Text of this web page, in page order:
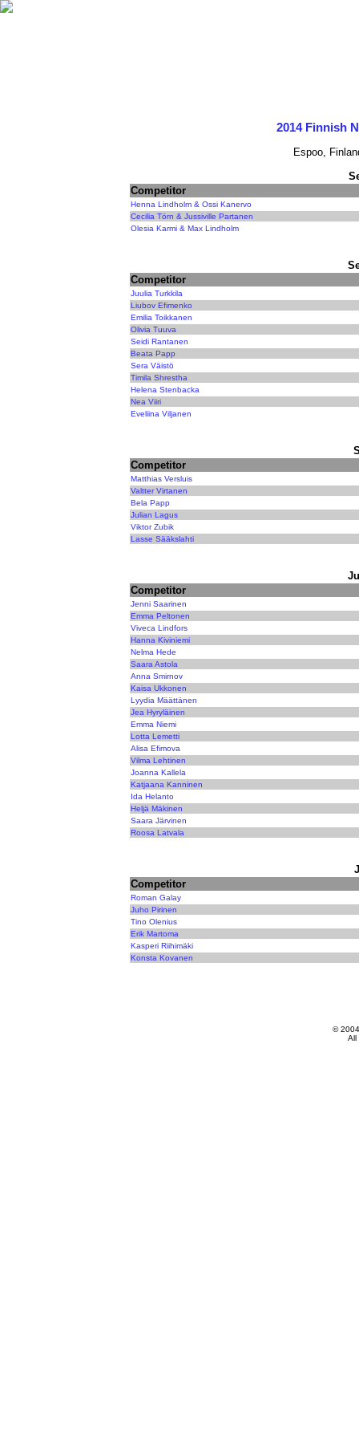
2014 Finnish
Espoo,
Competitor
Henna Lindholm & Ossi Kanervo
Cecilia Törn & Jussiville Partanen
Olesia Karmi & Max Lindholm
Competitor
Juulia Turkkila
Liubov Efimenko
Emilia Toikkanen
Olivia Tuuva
Seidi Rantanen
Beata Papp
Sera Väistö
Timila Shrestha
Helena Stenbacka
Nea Viiri
Eveliina Viljanen
Competitor
Matthias Versluis
Valtter Virtanen
Bela Papp
Julian Lagus
Viktor Zubik
Lasse Sääkslahti
Competitor
Jenni Saarinen
Emma Peltonen
Viveca Lindfors
Hanna Kiviniemi
Nelma Hede
Saara Astola
Anna Smirnov
Kaisa Ukkonen
Lyydia Määttänen
Jea Hyryläinen
Emma Niemi
Lotta Lemetti
Alisa Efimova
Vilma Lehtinen
Joanna Kallela
Katjaana Kanninen
Ida Helanto
Heljä Mäkinen
Saara Järvinen
Roosa Latvala
Competitor
Roman Galay
Juho Pirinen
Tino Olenius
Erik Martoma
Kasperi Riihimäki
Konsta Kovanen
©
All